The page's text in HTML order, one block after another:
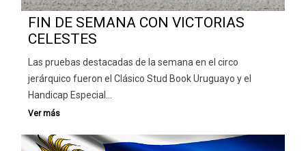
FIN DE SEMANA CON VICTORIAS
CELESTES
Las pruebas destacadas de la semana en el circo
jerárquico fueron el Clásico Stud Book Uruguayo y el
Handicap Especial…